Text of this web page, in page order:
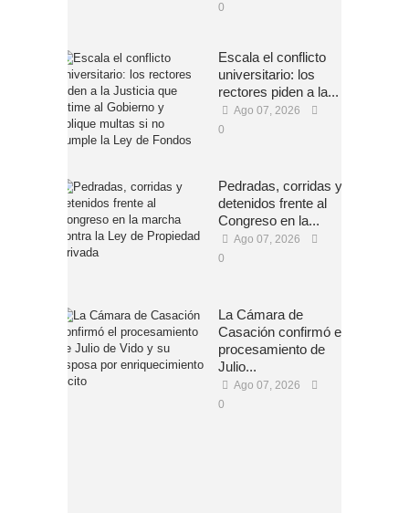
0
Escala el conflicto
universitario: los
rectores piden a la...
Ago 07, 2026
0
Pedradas, corridas y
detenidos frente al
Congreso en la...
Ago 07, 2026
0
La Cámara de
Casación confirmó el
procesamiento de
Julio...
Ago 07, 2026
0